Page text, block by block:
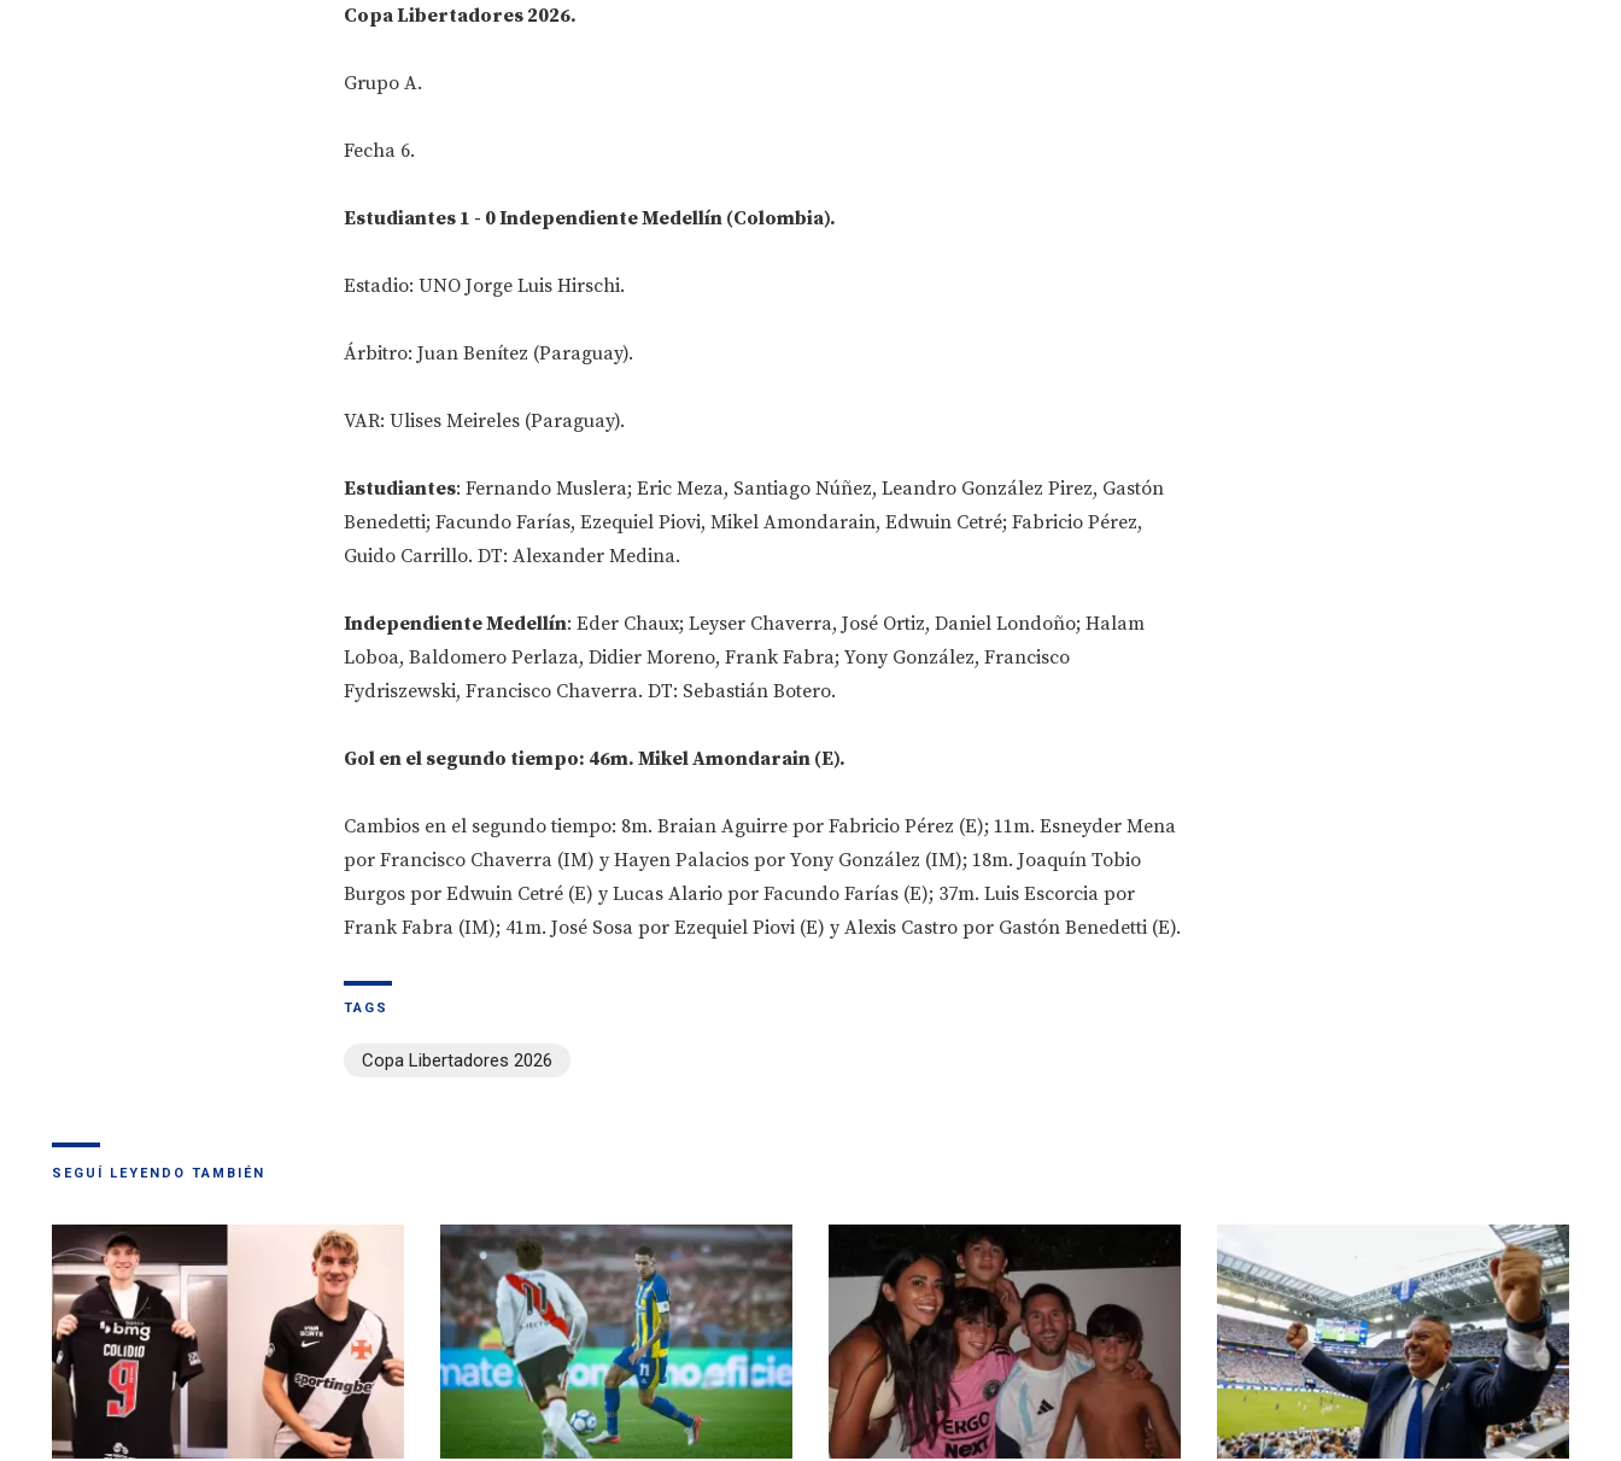
Copa Libertadores 2026.
Grupo A.
Fecha 6.
Estudiantes 1 - 0 Independiente Medellín (Colombia).
Estadio: UNO Jorge Luis Hirschi.
Árbitro: Juan Benítez (Paraguay).
VAR: Ulises Meireles (Paraguay).
Estudiantes: Fernando Muslera; Eric Meza, Santiago Núñez, Leandro González Pirez, Gastón
Benedetti; Facundo Farías, Ezequiel Piovi, Mikel Amondarain, Edwuin Cetré; Fabricio Pérez,
Guido Carrillo. DT: Alexander Medina.
Independiente Medellín: Eder Chaux; Leyser Chaverra, José Ortiz, Daniel Londoño; Halam
Loboa, Baldomero Perlaza, Didier Moreno, Frank Fabra; Yony González, Francisco
Fydriszewski, Francisco Chaverra. DT: Sebastián Botero.
Gol en el segundo tiempo: 46m. Mikel Amondarain (E).
Cambios en el segundo tiempo: 8m. Braian Aguirre por Fabricio Pérez (E); 11m. Esneyder Mena
por Francisco Chaverra (IM) y Hayen Palacios por Yony González (IM); 18m. Joaquín Tobio
Burgos por Edwuin Cetré (E) y Lucas Alario por Facundo Farías (E); 37m. Luis Escorcia por
Frank Fabra (IM); 41m. José Sosa por Ezequiel Piovi (E) y Alexis Castro por Gastón Benedetti (E).
TAGS
Copa Libertadores 2026
SEGUÍ LEYENDO TAMBIÉN